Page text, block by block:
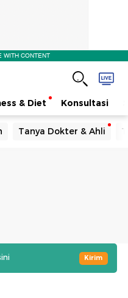
WITH CONTENT
& Diet Konsultasi
Tanya Dokter & Ahli
Kirim